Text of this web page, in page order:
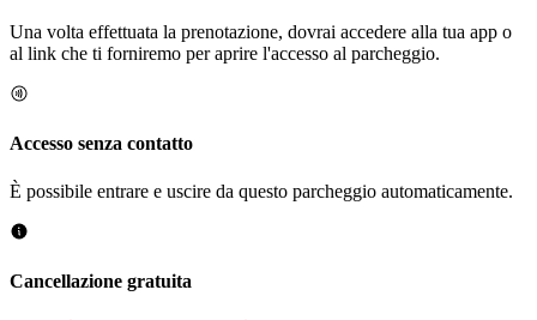
Una volta effettuata la prenotazione, dovrai accedere alla tua app o
al link che ti forniremo per aprire l'accesso al parcheggio.
Accesso senza contatto
È possibile entrare e uscire da questo parcheggio automaticamente.
Cancellazione gratuita